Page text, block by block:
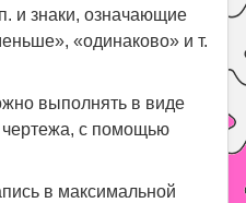
и знаки, означающие
«одинаково» и т.
выполнять в виде
с помощью
в максимальной